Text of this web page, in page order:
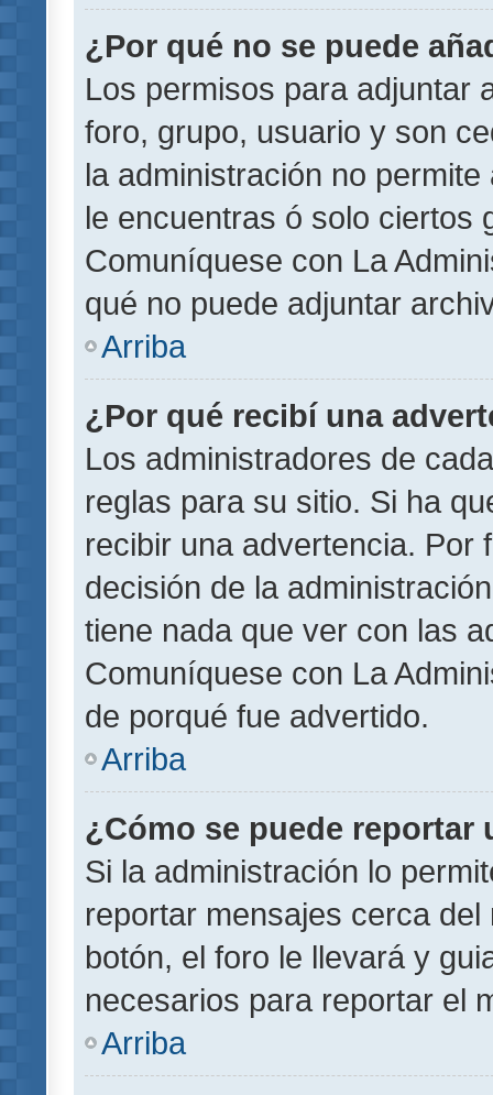
¿Por qué no se puede
Los permisos para adjuntar
foro, grupo, usuario y son
la administración no
le encuentras ó solo ciertos
Comuníquese con La
qué no puede adjuntar
Arriba
¿Por qué recibí una
Los administradores de
reglas para su sitio. Si ha
recibir una advertencia. Por
decisión de la
tiene nada que ver con las
Comuníquese con La
de porqué fue advertido.
Arriba
¿Cómo se puede reportar
Si la administración lo
reportar mensajes cerca
botón, el foro le llevará y
necesarios para reportar el
Arriba